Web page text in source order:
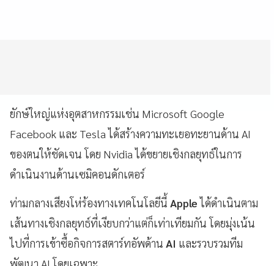
ยักษ์ใหญ่แห่งอุตสาหกรรมเช่น Microsoft Google
Facebook และ Tesla ได้สร้างความทะเยอทะยานด้าน AI
ของตนให้ชัดเจน โดย Nvidia ได้ขยายเชิงกลยุทธ์ในการ
ดำเนินงานด้านเซมิคอนดักเตอร์
ท่ามกลางเสียงโห่ร้องทางเทคโนโลยีนี้ Appleได้ดำเนินตาม
เส้นทางเชิงกลยุทธ์ที่เงียบกว่าแต่ก็เท่าเทียมกัน โดยมุ่งเน้น
ไปที่การเข้าซื้อกิจการสตาร์ทอัพด้าน AI และรวบรวมทีม
พัฒนา AI โดยเฉพาะ